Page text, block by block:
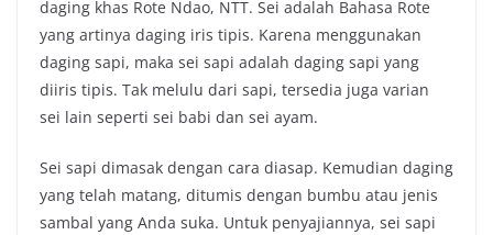
daging khas Rote Ndao, NTT. Sei adalah Bahasa Rote
yang artinya daging iris tipis. Karena menggunakan
daging sapi, maka sei sapi adalah daging sapi yang
diiris tipis. Tak melulu dari sapi, tersedia juga varian
sei lain seperti sei babi dan sei ayam.
Sei sapi dimasak dengan cara diasap. Kemudian daging
yang telah matang, ditumis dengan bumbu atau jenis
sambal yang Anda suka. Untuk penyajiannya, sei sapi